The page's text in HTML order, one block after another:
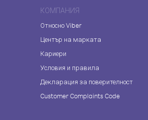
КОМПАНИЯ
Относно Viber
Център на марката
Кариери
Условия и правила
Декларация за поверителност
Customer Complaints Code